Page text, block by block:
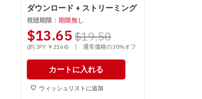
ダウンロード + ストリーミング
視聴期限： 期限無し
$13.65 $19.50
(約 JPY ￥2164) | 通常価格の30%オフ
カートに入れる
ウィッシュリストに追加